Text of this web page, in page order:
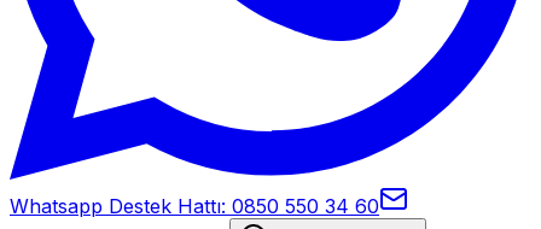
Whatsapp Destek Hattı: 0850 550 34 60